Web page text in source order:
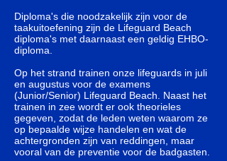
Diploma's die noodzakelijk zijn voor de
taakuitoefening zijn de Lifeguard Beach
diploma's met daarnaast een geldig EHBO-
diploma.
Op het strand trainen onze lifeguards in juli
en augustus voor de examens
(Junior/Senior) Lifeguard Beach. Naast het
trainen in zee wordt er ook theorieles
gegeven, zodat de leden weten waarom ze
op bepaalde wijze handelen en wat de
achtergronden zijn van reddingen, maar
vooral van de preventie voor de badgasten.